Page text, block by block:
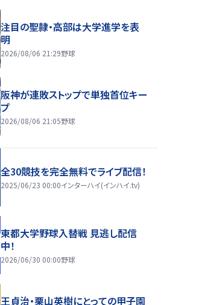
注目の聖隷・高部は大学進学を表
明
2026/08/06 21:29野球
阪神が連敗ストップで単独首位キー
プ
2026/08/06 21:05野球
全30競技を完全無料でライブ配信！
2025/06/23 00:00インターハイ(インハイ.tv)
東都大学野球入替戦 見逃し配信
中！
2026/06/30 00:00野球
王貞治・栗山英樹にとっての甲子園